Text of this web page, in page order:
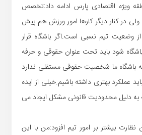
ویژه اقتصادی پارس ادامه داد:تخصص
در کنار دیگر کارها امور ورزش هم پیش
وضعیت تیم نسبی است.اگر باشگاه قرار
شود باید تحت عنوان حقوقی و حرفه
باشگاه ما شخصیت حقوقی مستقلی ندارد
عملکرد بهتری داشته باشیم.خیلی از ایده
به دلیل محدودیت قانونی مشکل ایجاد می
نظارت بیشتر بر امور تیم افزود:من با این